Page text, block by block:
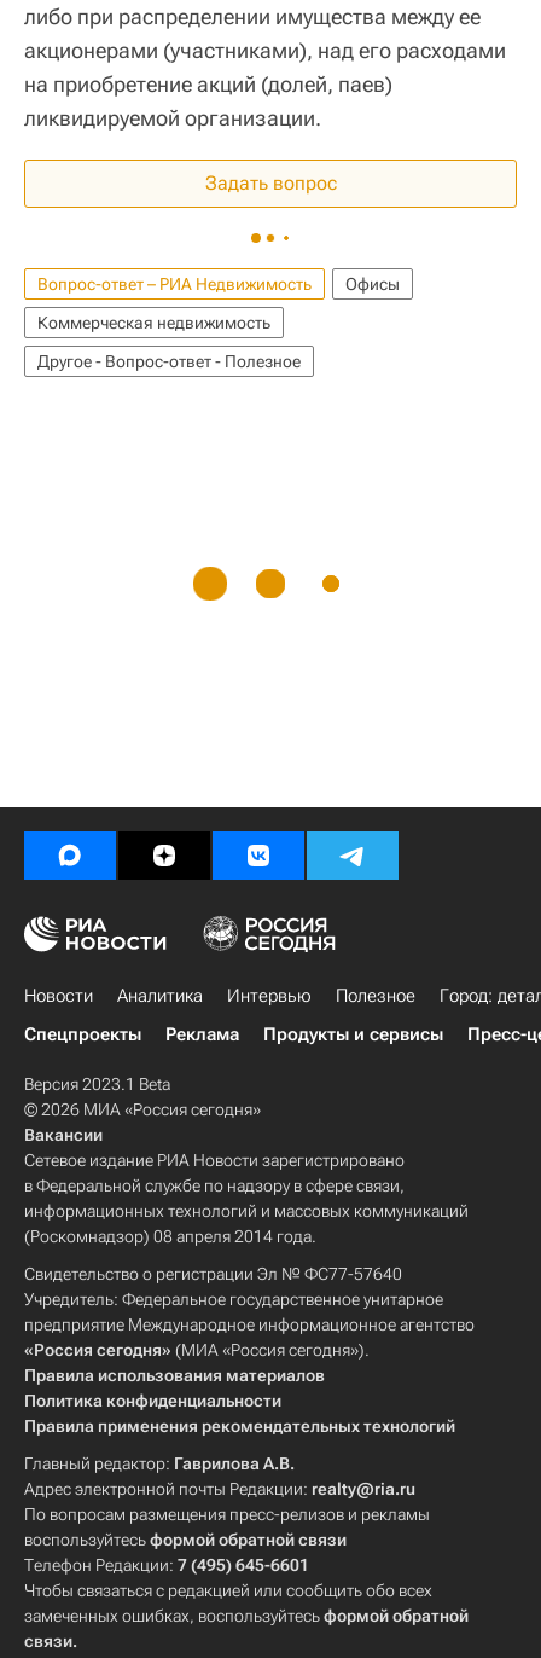
либо при распределении имущества между ее
акционерами (участниками), над его расходами
на приобретение акций (долей, паев)
ликвидируемой организации.
Задать вопрос
Вопрос-ответ – РИА Недвижимость
Офисы
Коммерческая недвижимость
Другое - Вопрос-ответ - Полезное
Новости Аналитика Интервью Полезное
Город:
Спецпроекты
Реклама Продукты и сервисы Пресс-
Версия 2023.1 Beta
© 2026 МИА «Россия сегодня»
Вакансии
Сетевое издание РИА Новости зарегистрировано
в Федеральной службе по надзору в сфере связи,
информационных технологий и массовых коммуникаций
(Роскомнадзор) 08 апреля 2014 года.
Свидетельство о регистрации Эл № ФС77-57640
Учредитель: Федеральное государственное унитарное
предприятие Международное информационное агентство
«Россия сегодня» (МИА «Россия сегодня»).
Правила использования материалов
Политика конфиденциальности
Правила применения рекомендательных технологий
Главный редактор: Гаврилова А.В.
Адрес электронной почты Редакции: realty@ria.ru
По вопросам размещения пресс-релизов и рекламы
воспользуйтесьформой обратной связи
Телефон Редакции: 7 (495) 645-6601
Чтобы связаться с редакцией или сообщить обо всех
замеченных ошибках, воспользуйтесьформой обратной
связи.